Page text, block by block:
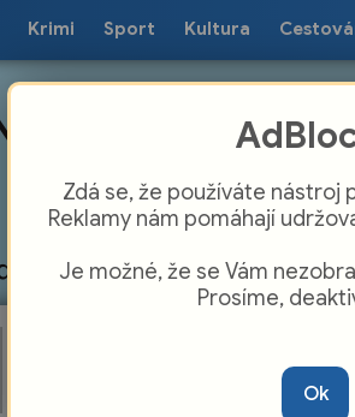
Krimi Sport Kultura
Neuvěříte, co našli v jejich
Zdá se, že používáte nástroj
Reklamy nám pomáhají
Je možné, že se Vám
Prosíme,
Ok